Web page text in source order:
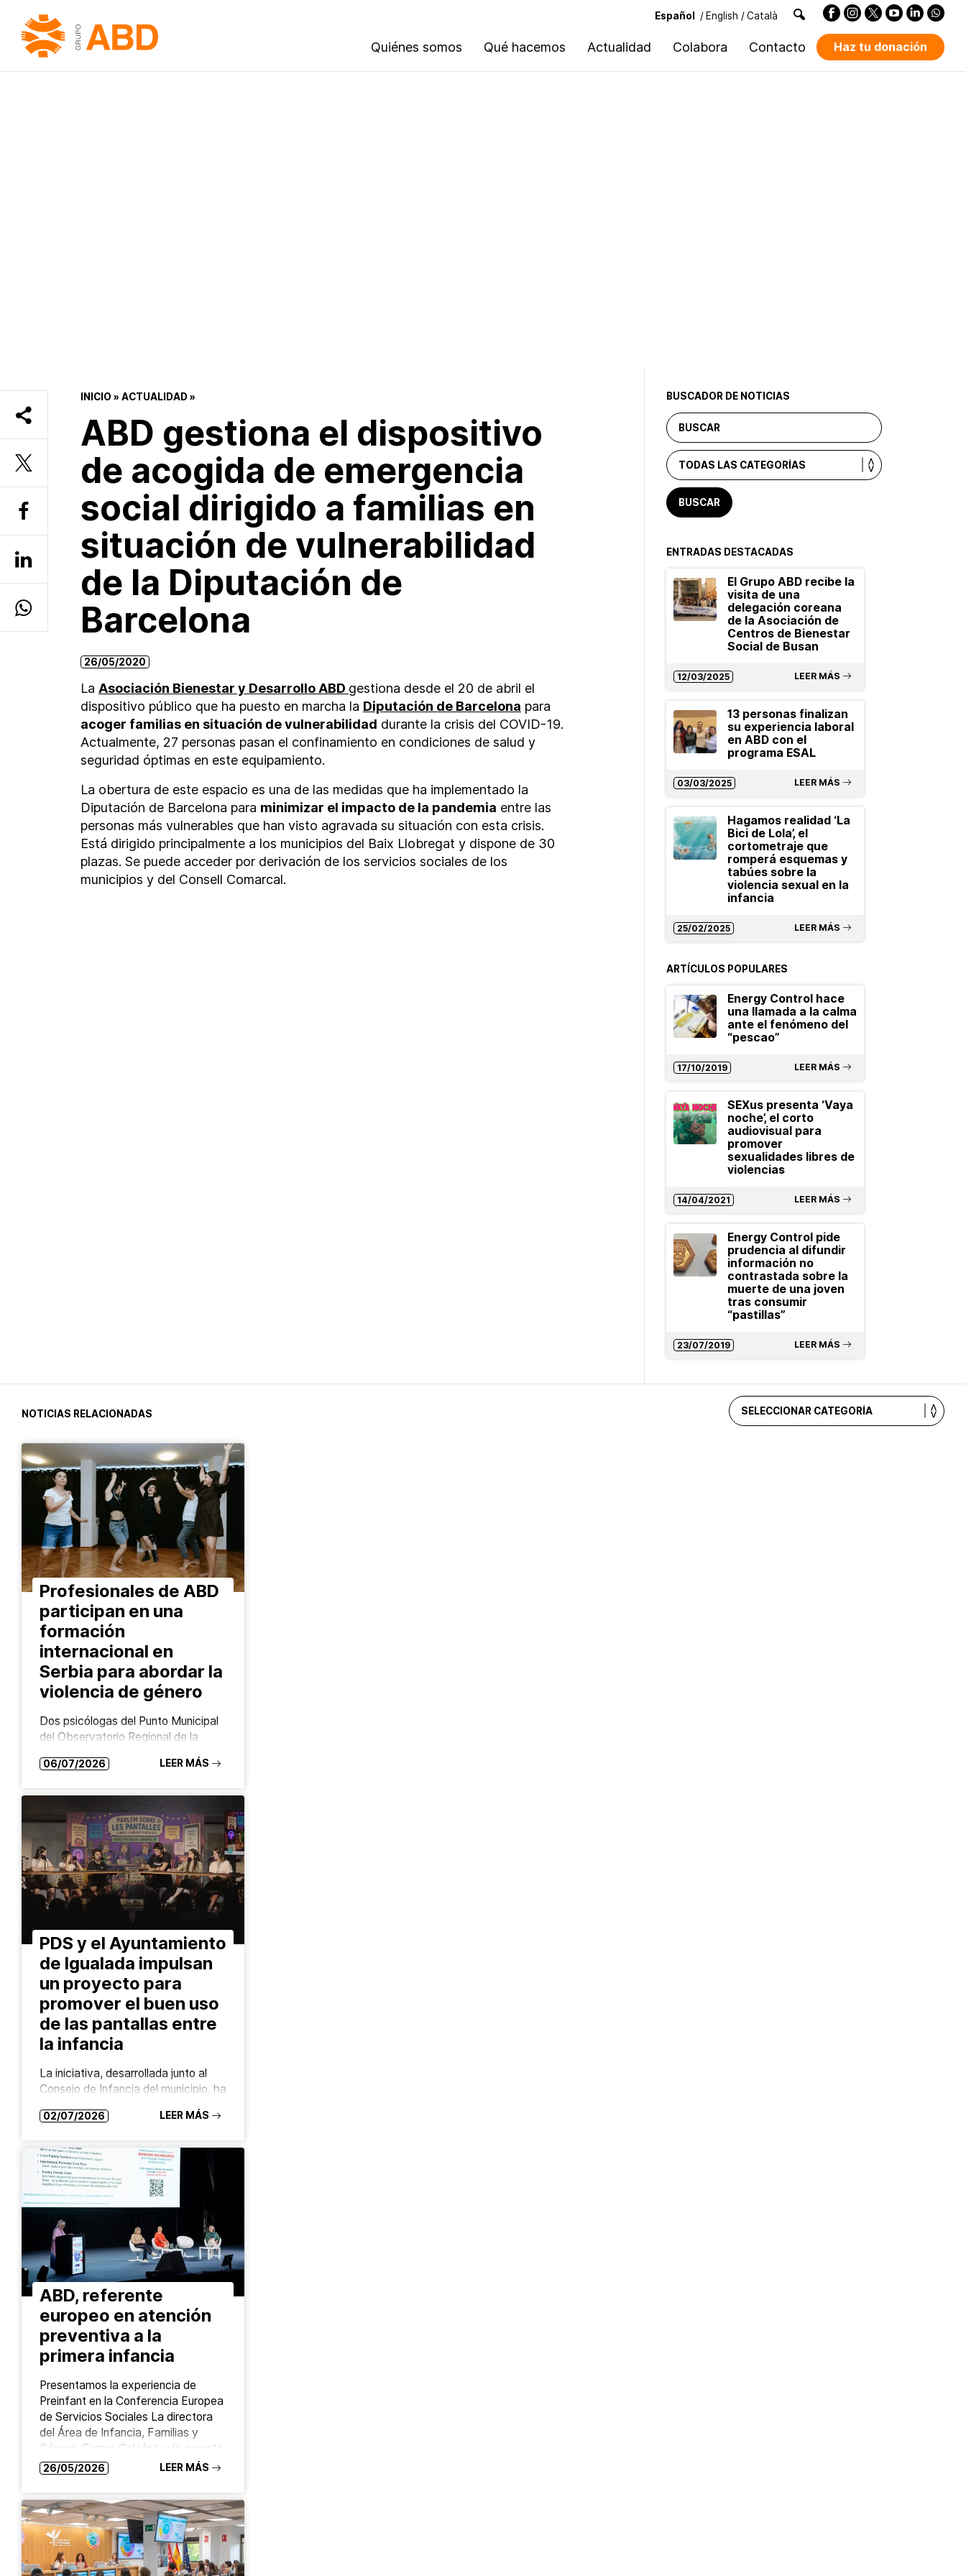
Español / English / Català
Quiénes somos Qué hacemos Actualidad Colabora Contacto Haz tu donación
INICIO » ACTUALIDAD »
ABD gestiona el dispositivo
de acogida de emergencia
social dirigido a familias en
situación de vulnerabilidad
de la Diputación de
Barcelona
26/05/2020
La Asociación Bienestar y Desarrollo ABD gestiona desde el 20 de abril el
dispositivo público que ha puesto en marcha la Diputación de Barcelona para
acoger familias en situación de vulnerabilidad durante la crisis del COVID-19.
Actualmente, 27 personas pasan el confinamiento en condiciones de salud y
seguridad óptimas en este equipamiento.
La obertura de este espacio es una de las medidas que ha implementado la
Diputación de Barcelona para minimizar el impacto de la pandemia entre las
personas más vulnerables que han visto agravada su situación con esta crisis.
Está dirigido principalmente a los municipios del Baix Llobregat y dispone de 30
plazas. Se puede acceder por derivación de los servicios sociales de los
municipios y del Consell Comarcal.
BUSCADOR DE NOTICIAS
ENTRADAS DESTACADAS
El Grupo ABD recibe la
visita de una
delegación coreana
de la Asociación de
Centros de Bienestar
Social de Busan
12/03/2025 LEER MÁS
13 personas finalizan
su experiencia laboral
en ABD con el
programa ESAL
03/03/2025 LEER MÁS
Hagamos realidad ‘La
Bici de Lola’, el
cortometraje que
romperá esquemas y
tabúes sobre la
violencia sexual en la
infancia
25/02/2025 LEER MÁS
ARTÍCULOS POPULARES
Energy Control hace
una llamada a la calma
ante el fenómeno del
“pescao”
17/10/2019 LEER MÁS
SEXus presenta ‘Vaya
noche’, el corto
audiovisual para
promover
sexualidades libres de
violencias
14/04/2021 LEER MÁS
Energy Control pide
prudencia al difundir
información no
contrastada sobre la
muerte de una joven
tras consumir
“pastillas”
23/07/2019 LEER MÁS
NOTICIAS RELACIONADAS
Profesionales de ABD
participan en una
formación
internacional en
Serbia para abordar la
violencia de género
Dos psicólogas del Punto Municipal
del Observatorio Regional de la
Arroyomolinos participan en una
implementar posteriormente en el
piloto del proyecto europeo FADO…
06/07/2026 LEER MÁS
PDS y el Ayuntamiento
de Igualada impulsan
un proyecto para
promover el buen uso
de las pantallas entre
la infancia
La iniciativa, desarrollada junto al
Consejo de Infancia del municipio, ha
pódcast elaborado por los propios
responsable…
02/07/2026 LEER MÁS
ABD, referente
europeo en atención
preventiva a la
primera infancia
Presentamos la experiencia de
Preinfant en la Conferencia Europea
de Servicios Sociales La directora
del Área de Infancia, Familias y
Género, Carme Calafat, y la gerente
del Grupo ABD, Àngels…
26/05/2026 LEER MÁS